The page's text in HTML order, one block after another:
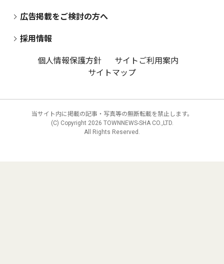
広告掲載をご検討の方へ
採用情報
個人情報保護方針
サイトご利用案内
サイトマップ
当サイト内に掲載の記事・写真等の無断転載を禁止します。
(C) Copyright 2026 TOWNNEWS-SHA CO.,LTD.
All Rights Reserved.